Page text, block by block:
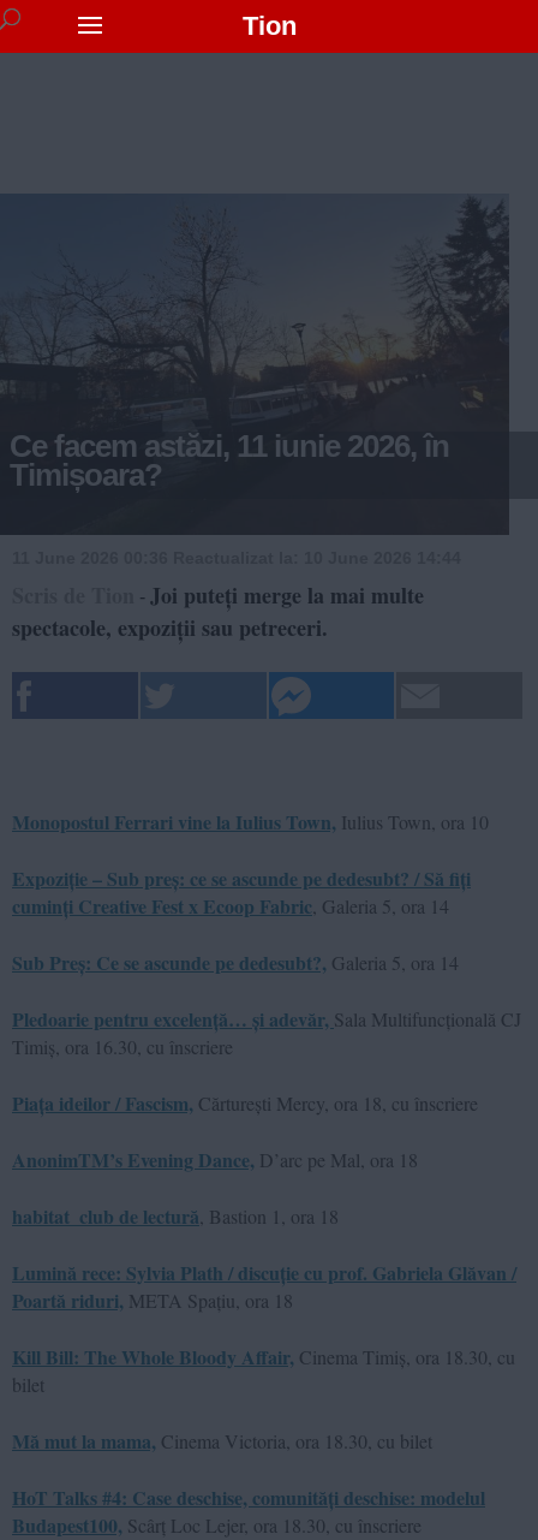
Tion
Ce facem astăzi, 11 iunie 2026, în
Timișoara?
- Joi puteți merge la mai multe
spectacole, expoziții sau petreceri.
Monopostul Ferrari vine la Iulius Town, Iulius Town, ora 10
Expoziție – Sub preș: ce se ascunde pe dedesubt? / Să fiți
cuminți Creative Fest x Ecoop Fabric , Galeria 5, ora 14
Sub Preș: Ce se ascunde pe dedesubt?, Galeria 5, ora 14
Pledoarie pentru excelență… și adevăr, Sala Multifuncțională CJ
Timiș, ora 16.30, cu înscriere
Piața ideilor / Fascism, Cărturești Mercy, ora 18, cu înscriere
AnonimTM’s Evening Dance, D’arc pe Mal, ora 18
habitat_club de lectură , Bastion 1, ora 18
Lumină rece: Sylvia Plath / discuție cu prof. Gabriela Glăvan /
Poartă riduri, META Spațiu, ora 18
Kill Bill: The Whole Bloody Affair, Cinema Timiș, ora 18.30, cu
bilet
Mă mut la mama, Cinema Victoria, ora 18.30, cu bilet
HoT Talks #4: Case deschise, comunități deschise: modelul
Budapest100, Scârț Loc Lejer, ora 18.30, cu înscriere